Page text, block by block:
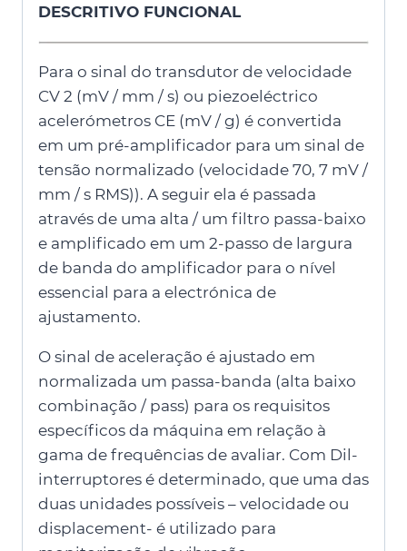
DESCRITIVO FUNCIONAL
Para o sinal do transdutor de velocidade
CV 2 (mV / mm / s) ou piezoeléctrico
acelerómetros CE (mV / g) é convertida
em um pré-amplificador para um sinal de
tensão normalizado (velocidade 70, 7 mV /
mm / s RMS)). A seguir ela é passada
através de uma alta / um filtro passa-baixo
e amplificado em um 2-passo de largura
de banda do amplificador para o nível
essencial para a electrónica de
ajustamento.
O sinal de aceleração é ajustado em
normalizada um passa-banda (alta baixo
combinação / pass) para os requisitos
específicos da máquina em relação à
gama de frequências de avaliar. Com Dil-
interruptores é determinado, que uma das
duas unidades possíveis – velocidade ou
displacement- é utilizado para